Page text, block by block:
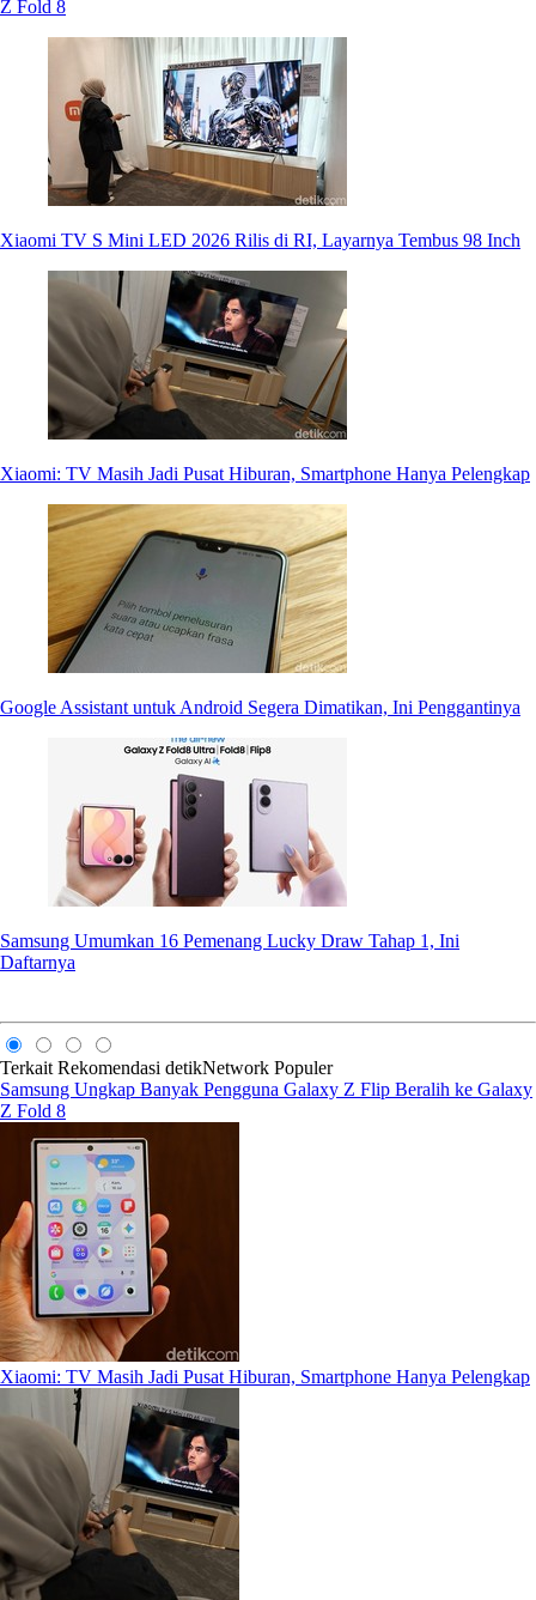
Z Fold 8
Xiaomi TV S Mini LED 2026 Rilis di RI, Layarnya Tembus 98 Inch
Xiaomi: TV Masih Jadi Pusat Hiburan, Smartphone Hanya Pelengkap
Google Assistant untuk Android Segera Dimatikan, Ini Penggantinya
Samsung Umumkan 16 Pemenang Lucky Draw Tahap 1, Ini
Daftarnya
Terkait Rekomendasi detikNetwork Populer
Samsung Ungkap Banyak Pengguna Galaxy Z Flip Beralih ke Galaxy
Z Fold 8
Xiaomi: TV Masih Jadi Pusat Hiburan, Smartphone Hanya Pelengkap